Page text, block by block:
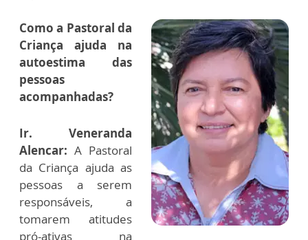
Como a Pastoral da
Criança ajuda na
autoestima das
pessoas
acompanhadas?
Ir. Veneranda
Alencar: A Pastoral
da Criança ajuda as
pessoas a serem
responsáveis, a
tomarem atitudes
pró-ativas na